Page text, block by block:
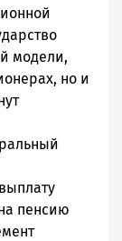
модели,
но и
пенсию